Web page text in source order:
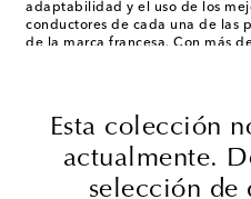
adaptabilidad y el uso de los
conductores de cada una de las
de la marca francesa. Con más
Esta colección
actualmente.
selección de